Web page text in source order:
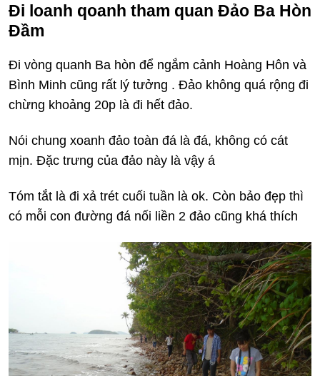
Đi loanh qoanh tham quan Đảo Ba Hòn
Đầm
Đi vòng quanh Ba hòn để ngắm cảnh Hoàng Hôn và
Bình Minh cũng rất lý tưởng . Đảo không quá rộng đi
chừng khoảng 20p là đi hết đảo.
Nói chung xoanh đảo toàn đá là đá, không có cát
mịn. Đặc trưng của đảo này là vậy á
Tóm tắt là đi xả trét cuối tuần là ok. Còn bảo đẹp thì
có mỗi con đường đá nối liền 2 đảo cũng khá thích